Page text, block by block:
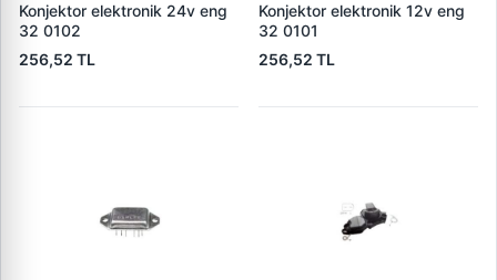
Konjektor elektronik 24v eng
32 0102
256,52 TL
Konjektor elektronik 12v eng
32 0101
256,52 TL